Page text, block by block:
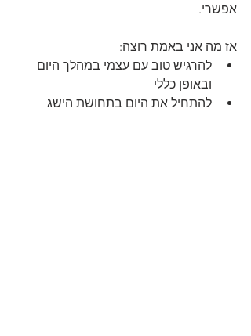
אפשרי.
אז מה אני באמת רוצה:
להרגיש טוב עם עצמי במהלך היום
ובאופן כללי
להתחיל את היום בתחושת הישג